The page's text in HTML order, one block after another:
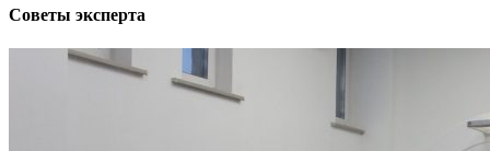
Советы эксперта